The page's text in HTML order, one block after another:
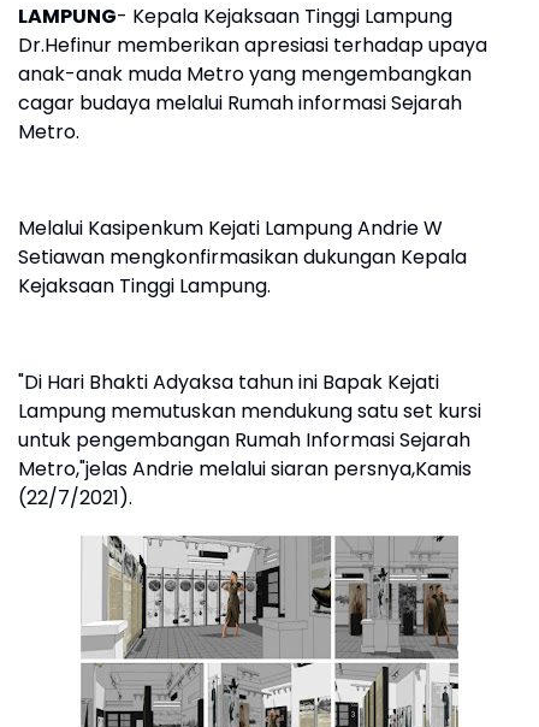
LAMPUNG- Kepala Kejaksaan Tinggi Lampung
Dr.Hefinur memberikan apresiasi terhadap upaya
anak-anak muda Metro yang mengembangkan
cagar budaya melalui Rumah informasi Sejarah
Metro.
Melalui Kasipenkum Kejati Lampung Andrie W
Setiawan mengkonfirmasikan dukungan Kepala
Kejaksaan Tinggi Lampung.
"Di Hari Bhakti Adyaksa tahun ini Bapak Kejati
Lampung memutuskan mendukung satu set kursi
untuk pengembangan Rumah Informasi Sejarah
Metro,"jelas Andrie melalui siaran persnya,Kamis
(22/7/2021).